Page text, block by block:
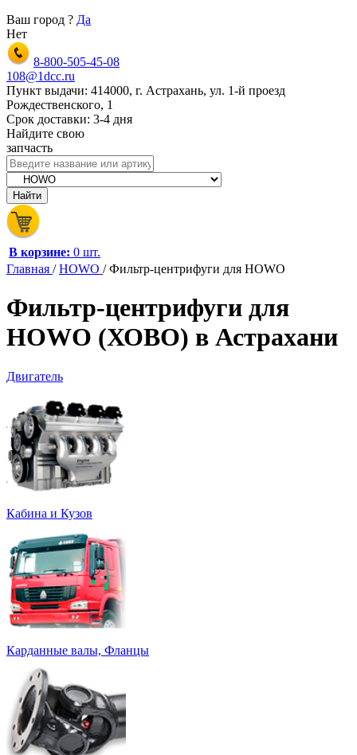
Ваш город ? Да
Нет
8-800-505-45-08
108@1dcc.ru
Пункт выдачи: 414000, г. Астрахань, ул. 1-й проезд
Рождественского, 1
Срок доставки: 3-4 дня
Найдите свою
запчасть
В корзине: 0 шт.
Главная /HOWO /Фильтр-центрифуги для HOWO
Фильтр-центрифуги для
HOWO (ХОВО) в Астрахани
Двигатель
Кабина и Кузов
Карданные валы, Фланцы